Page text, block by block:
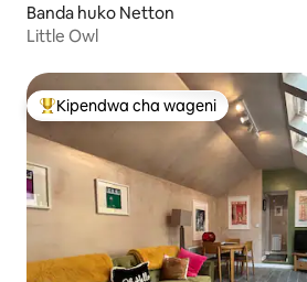
Banda huko Netton
Little Owl
Kipendwa maarufu cha wageni
Kipendwa cha wageni